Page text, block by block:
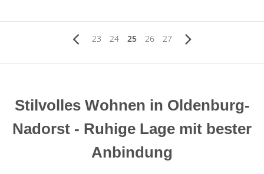
23 24 25 26 27
Stilvolles Wohnen in Oldenburg-
Nadorst - Ruhige Lage mit bester
Anbindung